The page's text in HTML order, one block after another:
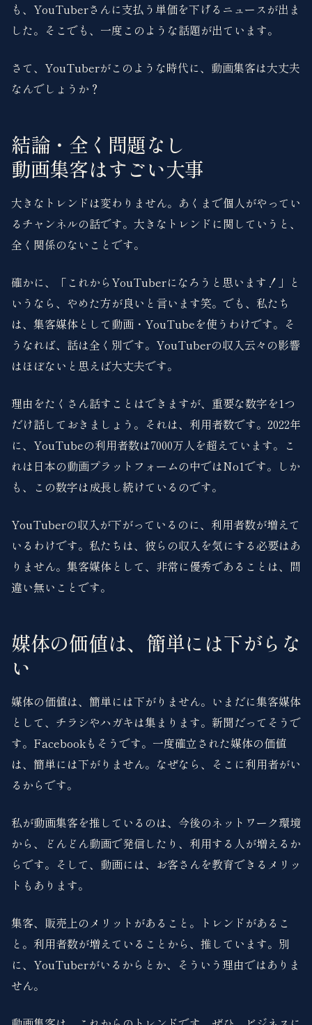
も、YouTuberさんに支払う単価を下げるニュースが出ま
した。そこでも、一度このような話題が出ています。
さて、YouTuberがこのような時代に、動画集客は大丈夫
なんでしょうか？
結論・全く問題なし
動画集客はすごい大事
大きなトレンドは変わりません。あくまで個人がやってい
るチャンネルの話です。大きなトレンドに関していうと、
全く関係のないことです。
確かに、「これからYouTuberになろうと思います！」と
いうなら、やめた方が良いと言います笑。でも、私たち
は、集客媒体として動画・YouTubeを使うわけです。そ
うなれば、話は全く別です。YouTuberの収入云々の影響
はほぼないと思えば大丈夫です。
理由をたくさん話すことはできますが、重要な数字を1つ
だけ話しておきましょう。それは、利用者数です。2022年
に、YouTubeの利用者数は7000万人を超えています。こ
れは日本の動画プラットフォームの中ではNo1です。しか
も、この数字は成長し続けているのです。
YouTuberの収入が下がっているのに、利用者数が増えて
いるわけです。私たちは、彼らの収入を気にする必要はあ
りません。集客媒体として、非常に優秀であることは、間
違い無いことです。
媒体の価値は、簡単には下がらな
い
媒体の価値は、簡単には下がりません。いまだに集客媒体
として、チラシやハガキは集まります。新聞だってそうで
す。Facebookもそうです。一度確立された媒体の価値
は、簡単には下がりません。なぜなら、そこに利用者がい
るからです。
私が動画集客を推しているのは、今後のネットワーク環境
から、どんどん動画で発信したり、利用する人が増えるか
らです。そして、動画には、お客さんを教育できるメリッ
トもあります。
集客、販売上のメリットがあること。トレンドがあるこ
と。利用者数が増えていることから、推しています。別
に、YouTuberがいるからとか、そういう理由ではありま
せん。